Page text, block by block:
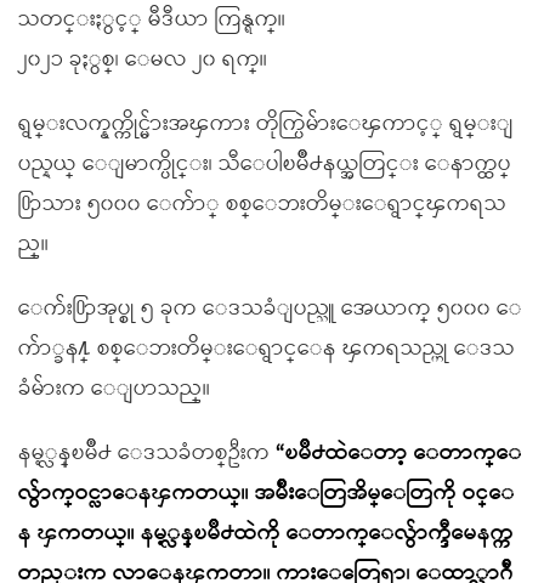
သတင္းႏွင့္ မီဒီယာ ကြန္ရက္။
၂၀၂၁ ခုႏွစ္၊ ေမလ ၂၀ ရက္။
ရွမ္းလက္နက္ကိုင္မ်ားအၾကား တိုက္ပြဲမ်ားေၾကာင့္ ရွမ္းျ
ပည္နယ္ ေျမာက္ပိုင္း၊ သီေပါၿမိဳ႕နယ္အတြင္း ေနာက္ထပ္
႐ြာသား ၅၀၀၀ ေက်ာ္ စစ္ေဘးတိမ္းေရွာင္ၾကရသ
ည္။
ေက်း႐ြာအုပ္စု ၅ ခုက ေဒသခံျပည္သူ အေယာက္ ၅၀၀၀ ေ
က်ာ္ခန႔္ စစ္ေဘးတိမ္းေရွာင္ေန ၾကရသည္ဟု ေဒသ
ခံမ်ားက ေျပာသည္။
နမ့္လန္ၿမိဳ႕ ေဒသခံတစ္ဦးက “ၿမိဳ႕ထဲေတာ့ ေတာက္ေ
လွ်ာက္ဝင္လာေနၾကတယ္။ အမ်ိဳးေတြအိမ္ေတြကို ဝင္ေ
န ၾကတယ္။ နမ့္လန္ၿမိဳ႕ထဲကို ေတာက္ေလွ်ာက္ဒီမေနက္က
တည္းက လာေနၾကတာ။ ကားေတြေရာ၊ ေထာ္လာဂ်ီ